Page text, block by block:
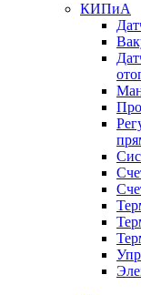
КИПиА